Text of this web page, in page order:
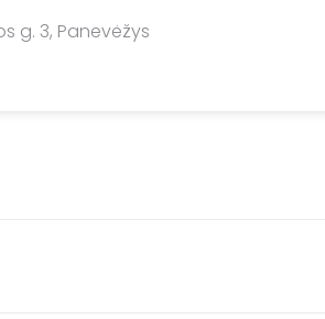
g. 3, Panevėžys